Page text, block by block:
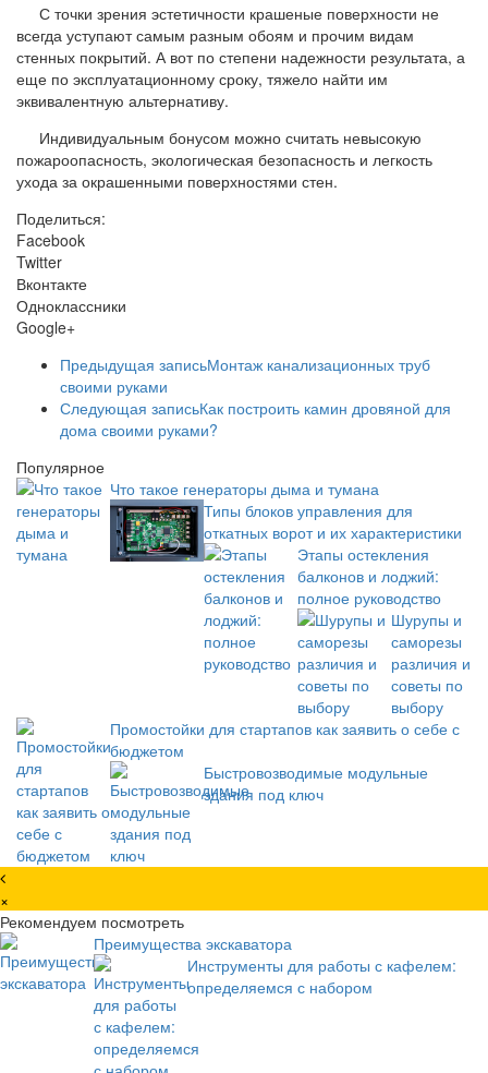
С точки зрения эстетичности крашеные поверхности не
всегда уступают самым разным обоям и прочим видам
стенных покрытий. А вот по степени надежности результата, а
еще по эксплуатационному сроку, тяжело найти им
эквивалентную альтернативу.
Индивидуальным бонусом можно считать невысокую
пожароопасность, экологическая безопасность и легкость
ухода за окрашенными поверхностями стен.
Поделиться:
Facebook
Twitter
Вконтакте
Одноклассники
Google+
Предыдущая записьМонтаж канализационных труб
своими руками
Следующая записьКак построить камин дровяной для
дома своими руками?
Популярное
Что такое генераторы дыма и тумана
Типы блоков управления для
откатных ворот и их характеристики
Этапы остекления
балконов и лоджий:
полное руководство
Шурупы и
саморезы
различия и
советы по
выбору
Промостойки для стартапов как заявить о себе с
бюджетом
Быстровозводимые модульные
здания под ключ
×
Рекомендуем посмотреть
Преимущества экскаватора
Инструменты для работы с кафелем:
определяемся с набором